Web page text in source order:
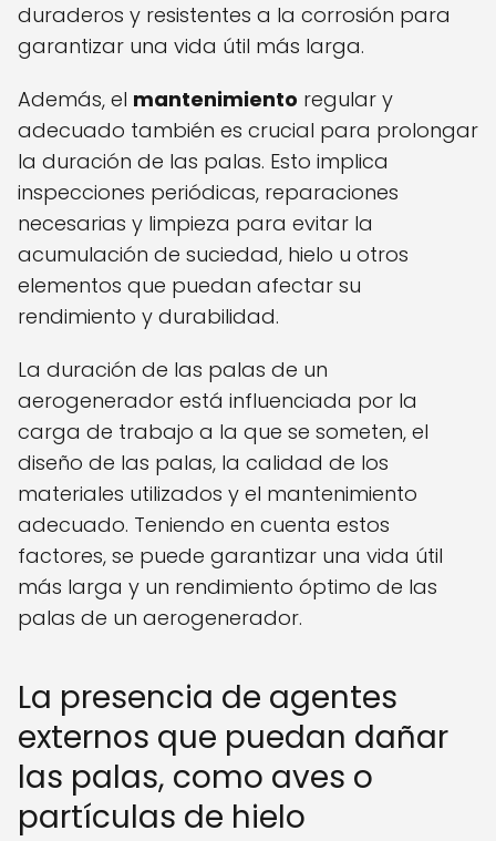
duraderos y resistentes a la corrosión para
garantizar una vida útil más larga.
Además, el mantenimiento regular y
adecuado también es crucial para prolongar
la duración de las palas. Esto implica
inspecciones periódicas, reparaciones
necesarias y limpieza para evitar la
acumulación de suciedad, hielo u otros
elementos que puedan afectar su
rendimiento y durabilidad.
La duración de las palas de un
aerogenerador está influenciada por la
carga de trabajo a la que se someten, el
diseño de las palas, la calidad de los
materiales utilizados y el mantenimiento
adecuado. Teniendo en cuenta estos
factores, se puede garantizar una vida útil
más larga y un rendimiento óptimo de las
palas de un aerogenerador.
La presencia de agentes
externos que puedan dañar
las palas, como aves o
partículas de hielo